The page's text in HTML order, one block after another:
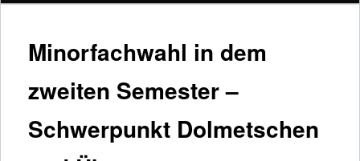
Minorfachwahl in dem
zweiten Semester –
Schwerpunkt Dolmetschen